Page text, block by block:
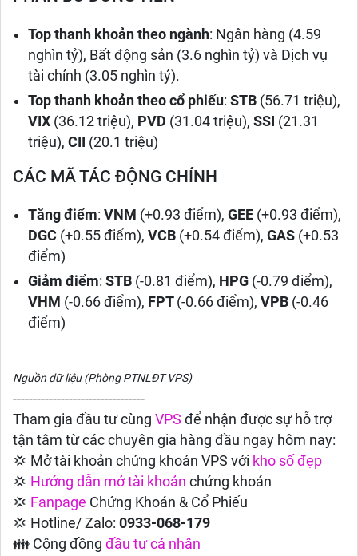
Top thanh khoản theo ngành: Ngân hàng (4.59
nghìn tỷ), Bất động sản (3.6 nghìn tỷ) và Dịch vụ
tài chính (3.05 nghìn tỷ).
Top thanh khoản theo cổ phiếu:STB (56.71 triệu),
VIX (36.12 triệu), PVD (31.04 triệu),SSI (21.31
triệu),CII (20.1 triệu)
CÁC MÃ TÁC ĐỘNG CHÍNH
Tăng điểm:VNM (+0.93 điểm),GEE (+0.93 điểm),
DGC (+0.55 điểm),VCB (+0.54 điểm),GAS (+0.53
điểm)
Giảm điểm:STB (-0.81 điểm), HPG (-0.79 điểm),
VHM (-0.66 điểm), FPT (-0.66 điểm),VPB (-0.46
điểm)
Nguồn dữ liệu (Phòng PTNLĐT VPS)
---------------------------------
Tham gia đầu tư cùng VPS để nhận được sự hỗ trợ
tận tâm từ các chuyên gia hàng đầu ngay hôm nay:
💢 Mở tài khoản chứng khoán VPS với kho số đẹp
💢 Hướng dẫn mở tài khoản chứng khoán
💢 Fanpage Chứng Khoán & Cổ Phiếu
💢 Hotline/ Zalo: 0933-068-179
👪 Cộng đồng đầu tư cá nhân